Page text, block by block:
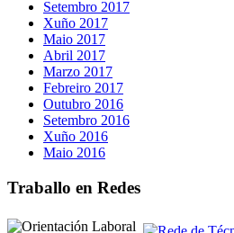
Setembro 2017
Xuño 2017
Maio 2017
Abril 2017
Marzo 2017
Febreiro 2017
Outubro 2016
Setembro 2016
Xuño 2016
Maio 2016
Traballo en Redes